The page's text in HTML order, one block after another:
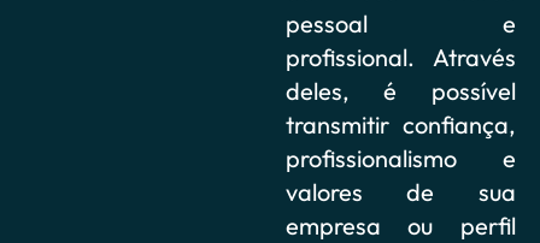
pessoal e
profissional. Através
deles, é possível
transmitir confiança,
profissionalismo e
valores de sua
empresa ou perfil